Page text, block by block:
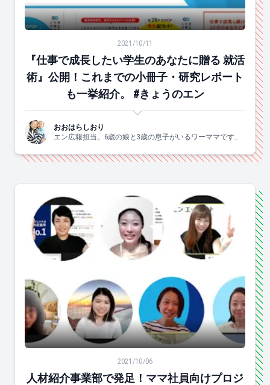
『仕事で成長したい学生のあなたに贈る 就活術』公開
2021/10/11
『仕事で成長したい学生のあなたに贈る 就活
術』公開！これまでの小冊子・研究レポート
も一挙紹介。 #きょうのエン
おおはらしおり
エン広報担当。6歳の娘と3歳の息子がいるワーママです。
芸、爆買、歌う、ジャニーズ。
人材紹介事業部で発足！ママ社員向けプロジェクト【
2021/10/06
人材紹介事業部で発足！ママ社員向けプロジ